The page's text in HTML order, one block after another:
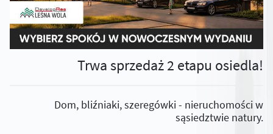
Trwa sprzedaż 2 etapu osiedla!
Dom, bliźniaki, szeregówki - nieruchomości w
sąsiedztwie natury.